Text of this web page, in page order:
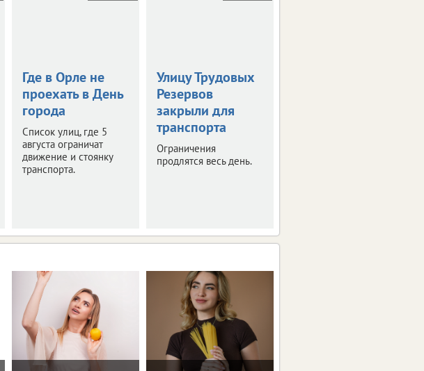
Где в Орле не
проехать в День
города
Список улиц, где 5
августа ограничат
движение и стоянку
транспорта.
Улицу Трудовых
Резервов
закрыли для
транспорта
Ограничения
продлятся весь день.